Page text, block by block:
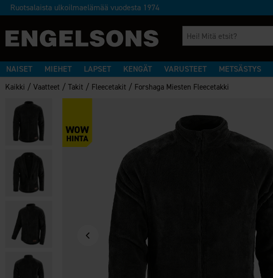
Ruotsalaista ulkoilmaelämää vuodesta 1974
NAISET MIEHET LAPSET KENGÄT VARUSTEET METSÄSTYS
Kaikki /Vaatteet /Takit / Fleecetakit / Forshaga Miesten Fleecetakki